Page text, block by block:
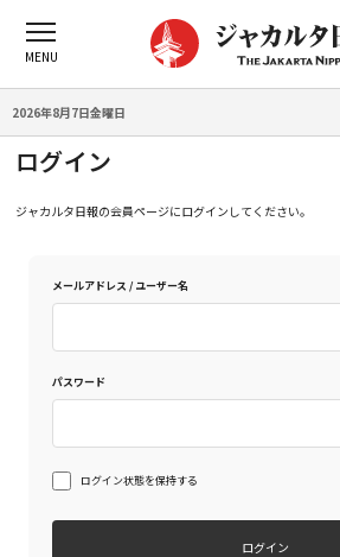
2026年8月7日金曜日
ログイン
ジャカルタ日報の会員ページにログインしてください。
メールアドレス / ユーザー名
パスワード
ログイン状態を保持する
ログイン